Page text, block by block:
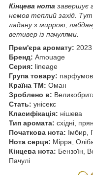
Кінцева нота завершує
немов теплий захід.
ладану з миррою,
ветивер із пачулями.
Прем'єра аромату: 2023
Бренд: Amouage
Серия: lineage
Група товару:
Країна ТМ: Оман
Зроблено в:
Стать: унісекс
Класифікація: нішева
Тип аромата: східні,
Початкова нота: Імбир,
Нота серця: Мірра,
Кінцева нота: Бензоїн,
Пачулі